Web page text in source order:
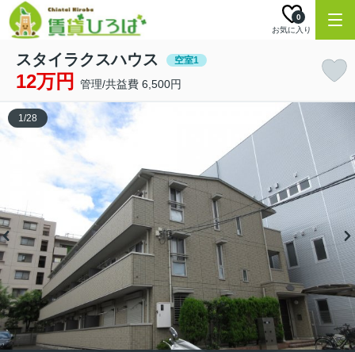
お気に入り
0
スタイラクスハウス 空室1
12万円 管理/共益費 6,500円
1/28